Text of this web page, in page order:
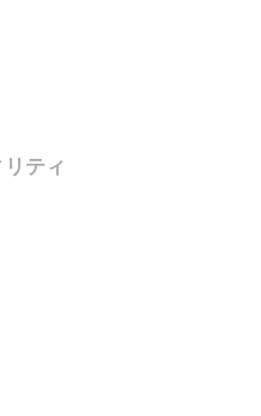
ティ